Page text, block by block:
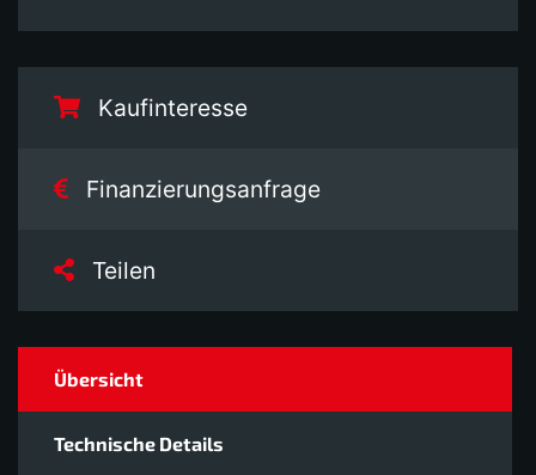
Kaufinteresse
Finanzierungsanfrage
Teilen
Übersicht
Technische Details